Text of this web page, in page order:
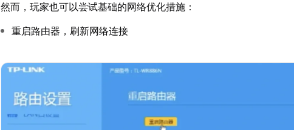
然而，玩家也可以尝试基础的网络优化措施：
重启路由器，刷新网络连接